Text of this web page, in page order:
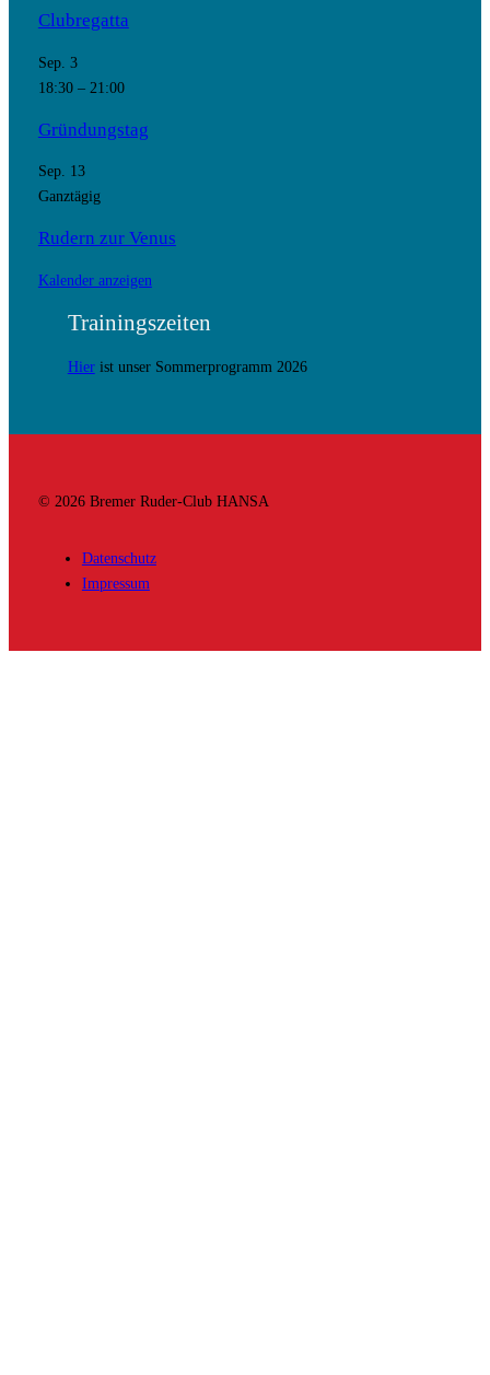
Clubregatta
Sep. 3
18:30– 21:00
Gründungstag
Sep. 13
Ganztägig
Rudern zur Venus
Kalender anzeigen
Trainingszeiten
Hierist unser Sommerprogramm 2026
© 2026 Bremer Ruder-Club HANSA
Datenschutz
Impressum